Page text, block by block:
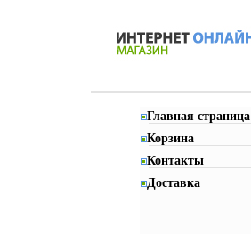
Главная страница
Корзина
Контакты
Доставка